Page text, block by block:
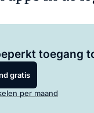
toegang
gratis
per maand